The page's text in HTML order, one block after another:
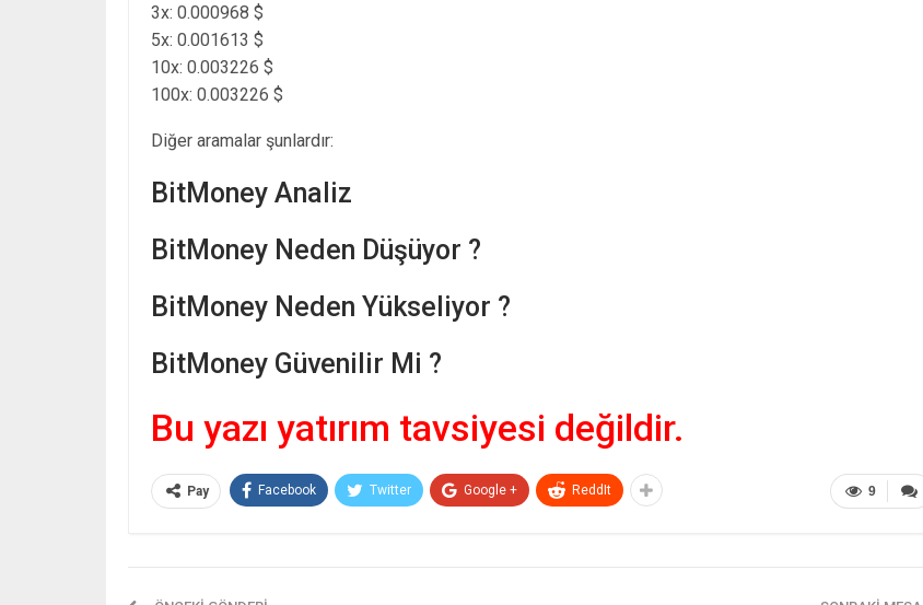
3x: 0.000968 $
5x: 0.001613 $
10x: 0.003226 $
100x: 0.003226 $
Diğer aramalar şunlardır:
BitMoney Analiz
BitMoney Neden Düşüyor ?
BitMoney Neden Yükseliyor ?
BitMoney Güvenilir Mi ?
Bu yazı yatırım tavsiyesi değildir.
9
Pay Facebook Twitter Google + ReddIt